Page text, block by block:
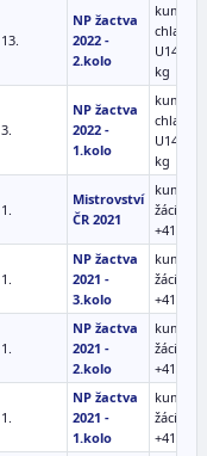
13.
NP žactva
2022 -
2.kolo
kumite
chlapci
U14 +55
kg
3.
NP žactva
2022 -
1.kolo
kumite
chlapci
U14 +55
kg
1.
Mistrovství
ČR 2021
kumite
žáci (10-
+41kg
1.
NP žactva
2021 -
3.kolo
kumite
žáci (10-
+41kg
1.
NP žactva
2021 -
2.kolo
kumite
žáci (10-
+41kg
1.
NP žactva
2021 -
1.kolo
kumite
žáci (10-
+41kg